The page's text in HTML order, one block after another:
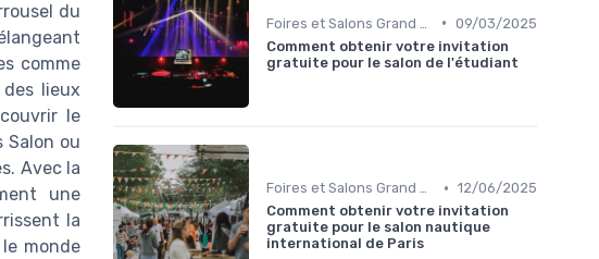
du
comme
lieux
le
Salon ou
Avec la
une
la
monde
• 09/03/2025
Comment obtenir votre invitation
gratuite pour le salon de l'étudiant
Foires et Salons Grand Public • 12/06/2025
Comment obtenir votre invitation
gratuite pour le salon nautique
international de Paris